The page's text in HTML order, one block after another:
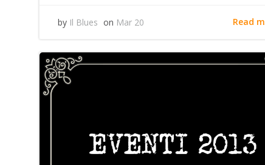
by Il Blues on Mar 20 Read